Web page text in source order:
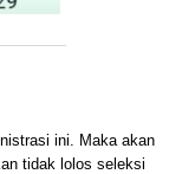
ini. Maka akan
tidak lolos seleksi